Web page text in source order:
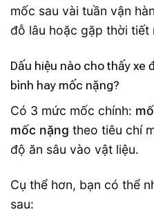
mốc sau vài tuần vận
đỗ lâu hoặc gặp thời tiết
Dấu hiệu nào cho thấy xe
bình hay mốc nặng?
Có 3 mức mốc chính:
mốc nặng theo tiêu chí
độ ăn sâu vào vật liệu.
Cụ thể hơn, bạn có thể
sau: